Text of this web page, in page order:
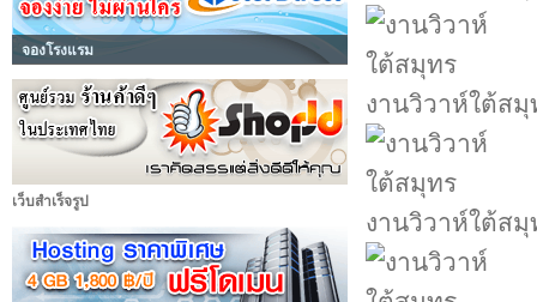
จองโรงแรม
เว็บสำเร็จรูป
งานวิวาห์ใต้สมุ
งานวิวาห์ใต้สมุ